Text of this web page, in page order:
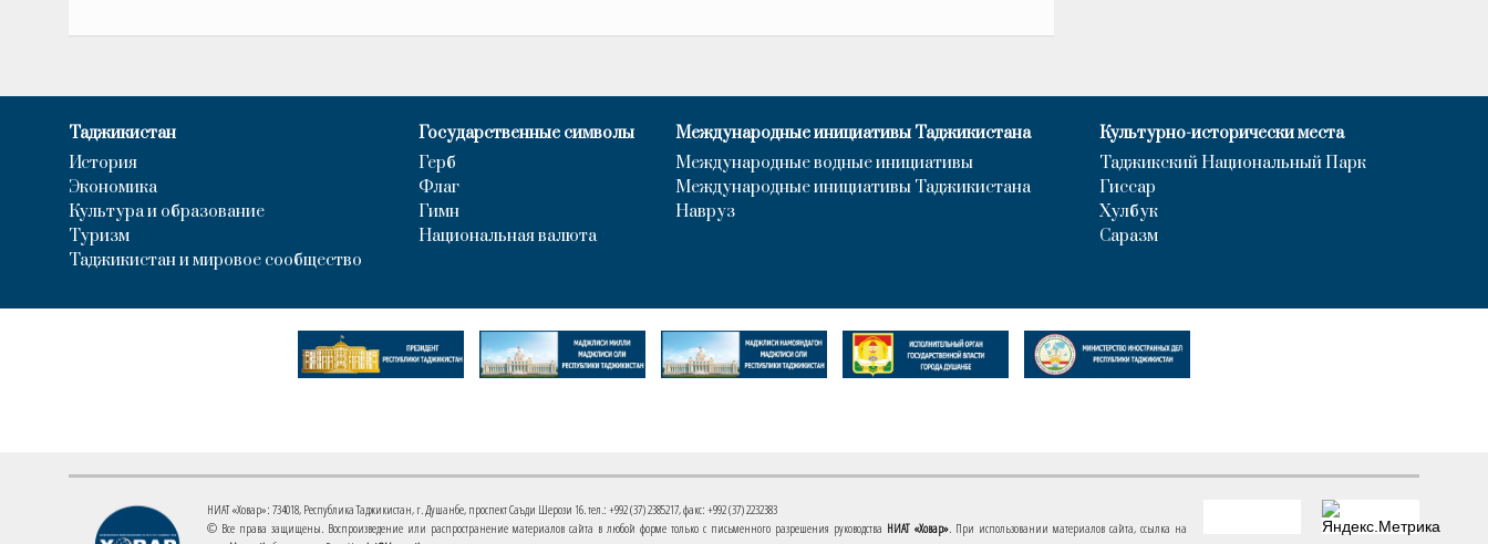
Таджикистан
История
Экономика
Культура и образование
Туризм
Таджикистан и мировое сообщество
Государственные символы
Герб
Флаг
Гимн
Национальная валюта
Международные инициативы Таджикистана
Международные водные инициативы
Международные инициативы Таджикистана
Навруз
Культурно-исторически места
Таджикский Национальный Парк
Гиссар
Хулбук
Саразм
НИАТ «Ховар»: 734018, Республика Таджикистан, г. Душанбе, проспект Саъди Шерози 16. тел.: +992 (37) 2385217, факс: +992 (37) 2232383
© Все права защищены. Воспроизведение или распространение материалов сайта в любой форме только с письменного разрешения руководства НИАТ «Ховар» . При использовании материалов сайта, ссылка на